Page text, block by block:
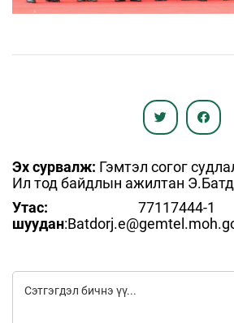
Эх сурвалж: Гэмтэл согог
Ил тод байдлын ажилтан
Утас:
шуудан